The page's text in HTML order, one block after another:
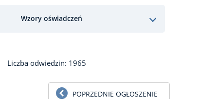
Wzory oświadczeń
Liczba odwiedzin: 1965
POPRZEDNIE OGŁOSZENIE